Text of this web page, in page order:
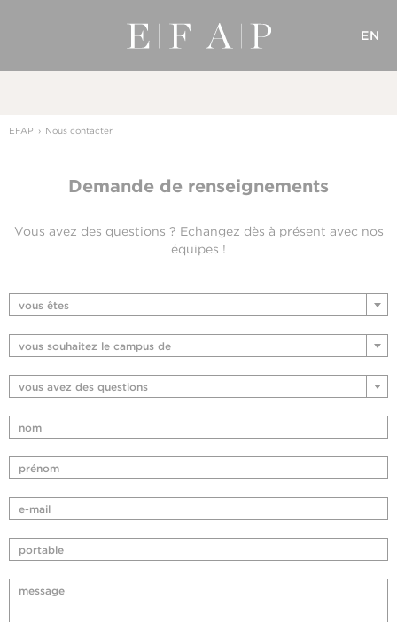
EN
EFAP Nous contacter
Demande de renseignements
Vous avez des questions ? Echangez dès à présent avec nos
équipes !
vous êtes
vous souhaitez le campus de
vous avez des questions